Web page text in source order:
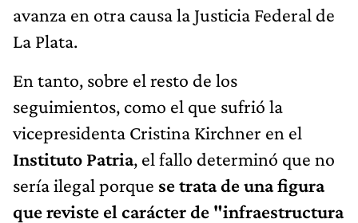
avanza en otra causa la Justicia Federal de
La Plata.
En tanto, sobre el resto de los
seguimientos, como el que sufrió la
vicepresidenta Cristina Kirchner en el
Instituto Patria, el fallo determinó que no
sería ilegal porque se trata de una figura
que reviste el carácter de "infraestructura